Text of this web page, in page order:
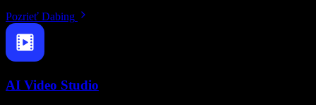
Pozrieť Dabing
AI Video Studio